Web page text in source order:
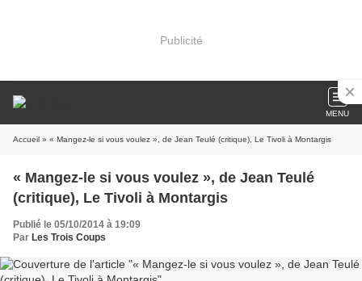
Publicité
MENU
Accueil » « Mangez-le si vous voulez », de Jean Teulé (critique), Le Tivoli à Montargis
« Mangez-le si vous voulez », de Jean Teulé
(critique), Le Tivoli à Montargis
Publié le 05/10/2014 à 19:09
Par Les Trois Coups